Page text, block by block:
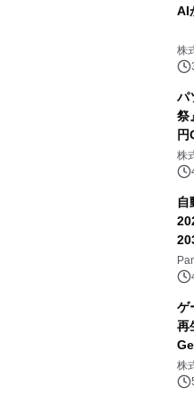
AI
株
パ
祭
円
株
自
に
（
ゲ
再
載
株